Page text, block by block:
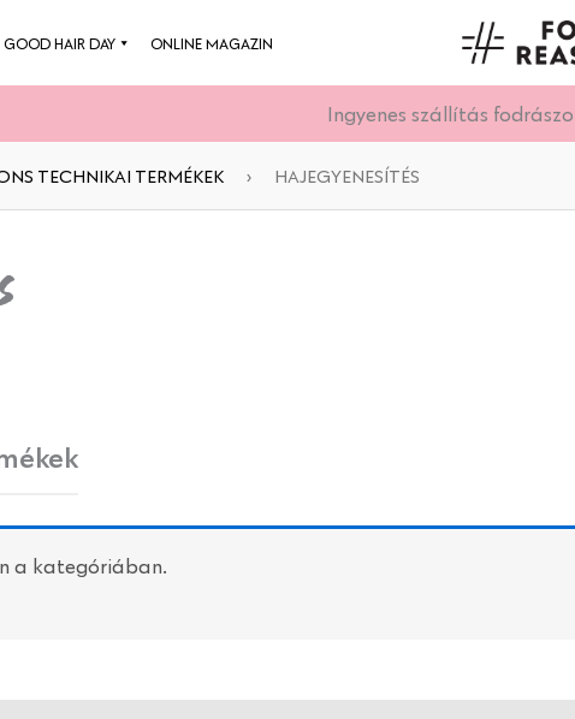
GOOD HAIR DAY ONLINE MAGAZIN
Ingyenes szállítás
TECHNIKAI TERMÉKEK › HAJEGYENESÍTÉS
a kategóriában.